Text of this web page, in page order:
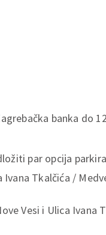
banka do
par opcija
Tkalčića /
Vesi i Ulica